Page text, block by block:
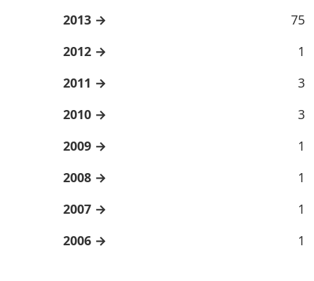
2013
75
2012
1
2011
3
2010
3
2009
1
2008
1
2007
1
2006
1